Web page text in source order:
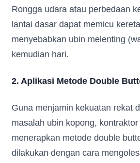
Fill in your data to
Catalogue from BDA
Full Name *
Rongga udara atau perbedaan
lantai dasar dapat memicu
menyebabkan ubin melenting
kemudian hari.
2. Aplikasi Metode Double
Guna menjamin kekuatan rekat
masalah ubin kopong,
menerapkan metode double
dilakukan dengan cara